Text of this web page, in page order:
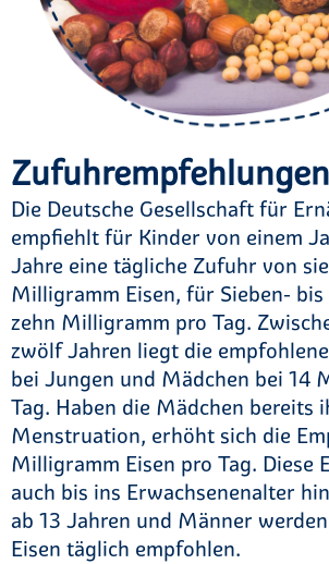
Die Deutsche Gesellschaft für
empfiehlt für Kinder von einem
Jahre eine tägliche Zufuhr von
Milligramm Eisen, für Sieben-
zehn Milligramm pro Tag.
zwölf Jahren liegt die
bei Jungen und Mädchen bei 14
Tag. Haben die Mädchen bereits
Menstruation, erhöht sich die
Milligramm Eisen pro Tag. Diese
auch bis ins Erwachsenenalter
ab 13 Jahren und Männer
Eisen täglich empfohlen.